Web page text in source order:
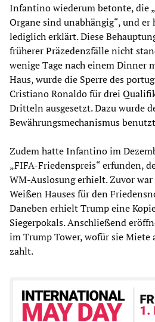
Infantino wiederum betonte, die
Organe sind unabhängig“, und
lediglich erklärt. Diese
früherer Präzedenzfälle nicht
wenige Tage nach einem Dinner
Haus, wurde die Sperre des
Cristiano Ronaldo für drei
Dritteln ausgesetzt. Dazu wurde
Bewährungsmechanismus
Zudem hatte Infantino im
„FIFA-Friedenspreis“ erfunden,
WM-Auslosung erhielt. Zuvor war
Weißen Hauses für den
Daneben erhielt Trump eine
Siegerpokals. Anschließend
im Trump Tower, wofür sie Miete
zahlt.